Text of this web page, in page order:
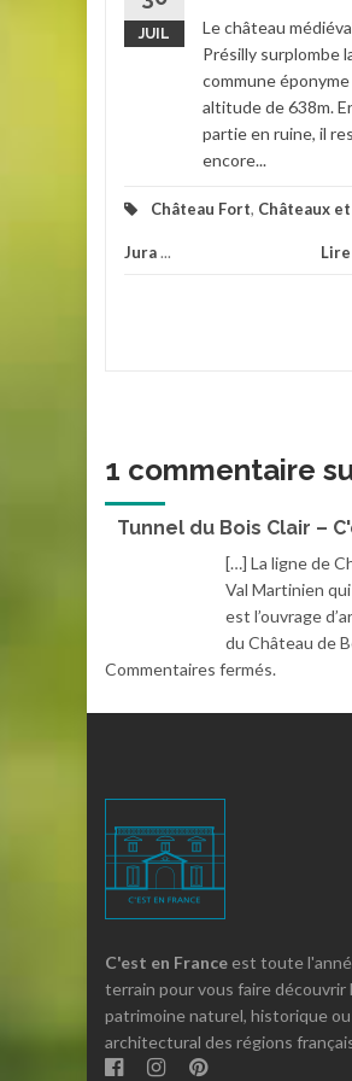
JUIL
Le château
Présilly surplombe
commune
altitude de 638m.
partie en ruine, il
encore...
Château Fort, Châteaux
Jura...
1 commentaire
Tunnel du Bois Clair –
[…] La ligne de
Val Martinien
est l’ouvrage
du Château de
Commentaires fermés.
C'est en France est toute
terrain pour vous faire découvrir
patrimoine naturel, historique ou
architectural des régions